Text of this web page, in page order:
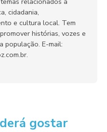
cidadania,
e cultura local. Tem
histórias, vozes e
população. E-mail:
gostar